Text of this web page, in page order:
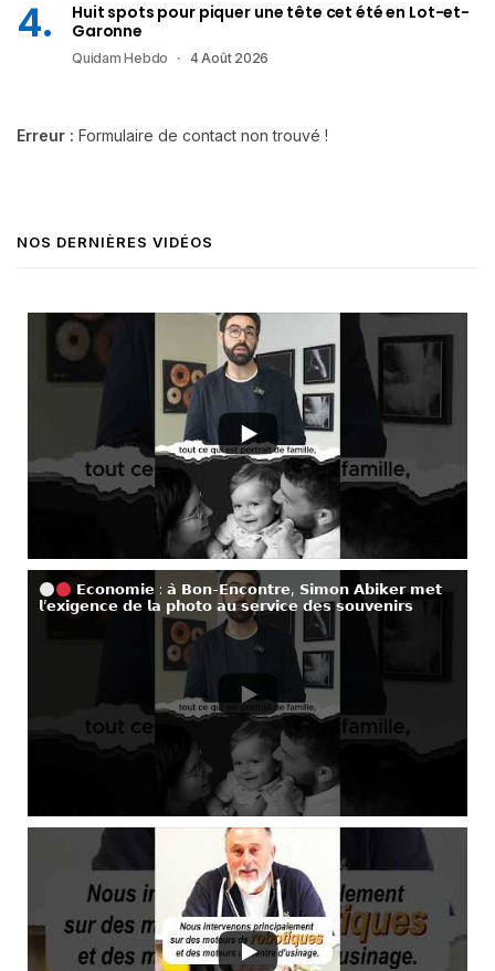
Huit spots pour piquer une tête cet été en Lot-et-
Garonne
Quidam Hebdo 4 Août 2026
Erreur : Formulaire de contact non trouvé !
NOS DERNIÈRES VIDÉOS
𝗘𝗰𝗼𝗻𝗼𝗺𝗶𝗲 : 𝗮̀ 𝗕𝗼𝗻-𝗘𝗻𝗰𝗼𝗻𝘁𝗿𝗲, 𝗦𝗶𝗺𝗼𝗻 𝗔𝗯𝗶𝗸𝗲𝗿 𝗺𝗲𝘁
𝗹’𝗲𝘅𝗶𝗴𝗲𝗻𝗰𝗲 𝗱𝗲 𝗹𝗮 𝗽𝗵𝗼𝘁𝗼 𝗮𝘂 𝘀𝗲𝗿𝘃𝗶𝗰𝗲 𝗱𝗲𝘀 𝘀𝗼𝘂𝘃𝗲𝗻𝗶𝗿𝘀